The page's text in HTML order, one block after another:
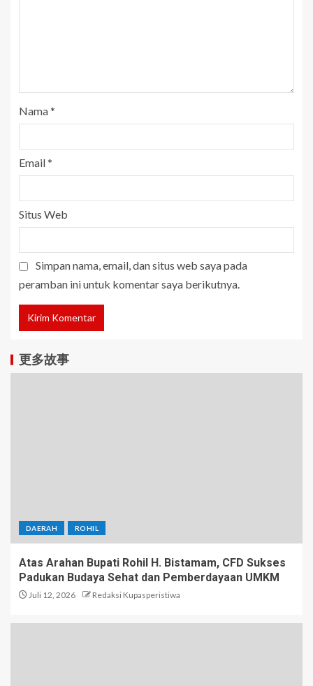
Nama*
Email*
Situs Web
Simpan nama, email, dan situs web saya pada
peramban ini untuk komentar saya berikutnya.
更多故事
DAERAH ROHIL
Atas Arahan Bupati Rohil H. Bistamam, CFD Sukses
Padukan Budaya Sehat dan Pemberdayaan UMKM
Juli 12, 2026 Redaksi Kupasperistiwa